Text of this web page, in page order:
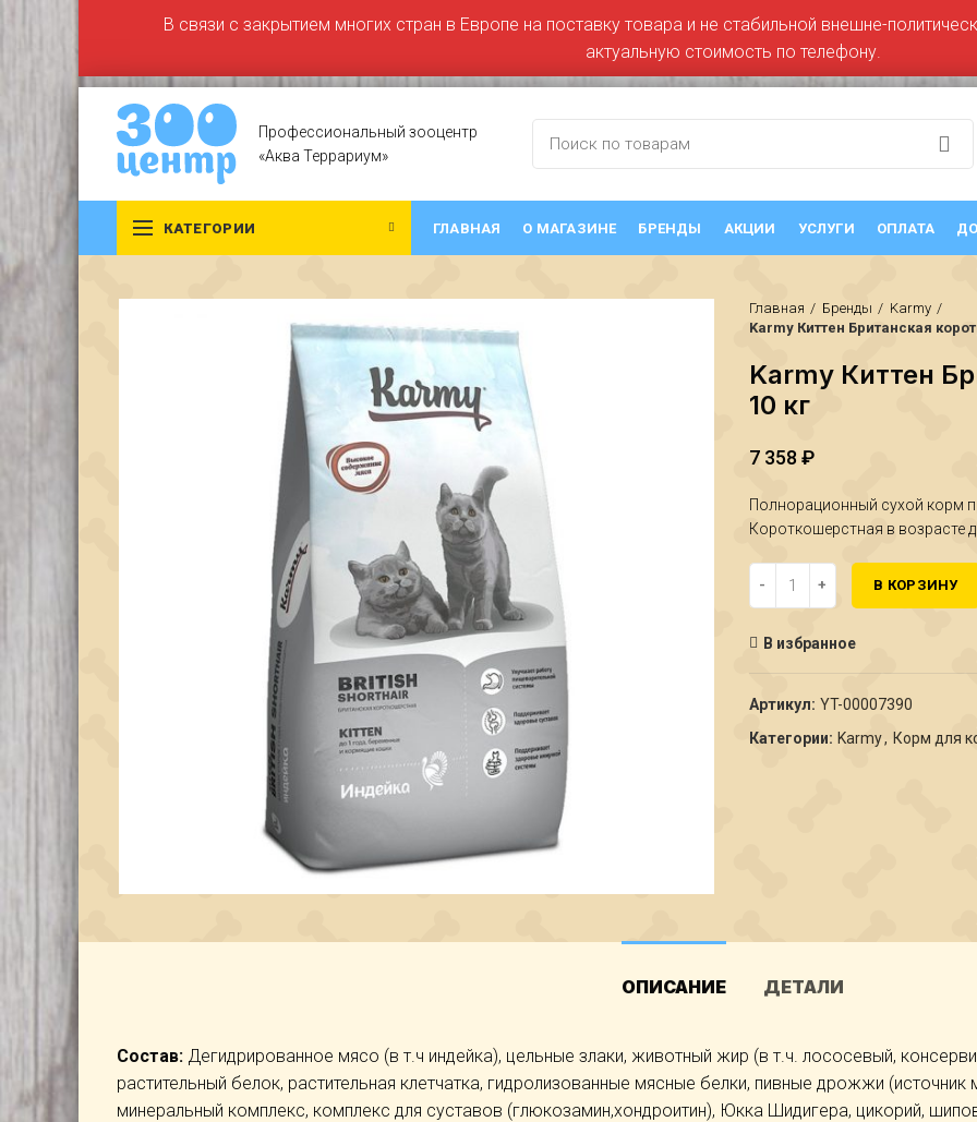
Профессиональный зооцентр
«Аква Террариум»
КАТЕГОРИИ ГЛАВНАЯ О МАГАЗИНЕ БРЕНДЫ АКЦИИ УСЛУГИ ОПЛАТА
Главная Бренды
Karmy
Karmy Киттен Британская
Karmy Киттен
10 кг
7 358 ₽
Полнорационный сухой корм
Короткошерстная в возрасте
В КОРЗИНУ
В избранное
Артикул: YT-00007390
Категории: Karmy, Корм для
ОПИСАНИЕ ДЕТАЛИ
Состав: Дегидрированное мясо (в т.ч индейка), цельные злаки, животный жир (в т.ч. лососевый,
растительный белок, растительная клетчатка, гидролизованные мясные белки, пивные дрожжи
минеральный комплекс, комплекс для суставов (глюкозамин,хондроитин), Юкка Шидигера, цикорий,
В связи с закрытием многих стран в Европе на поставку товара и не стабильной внешне-
актуальную стоимость по телефону.